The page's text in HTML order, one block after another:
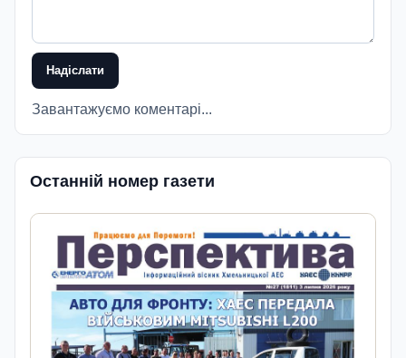
Надіслати
Завантажуємо коментарі...
Останній номер газети